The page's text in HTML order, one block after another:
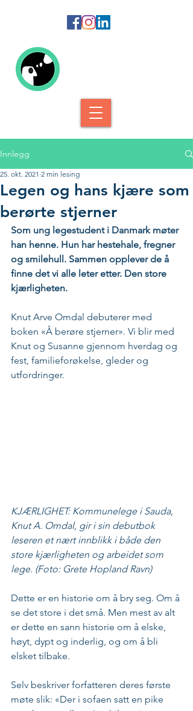
Innlegg
Legen og hans kjære som
berørte stjerner
25. okt. 2021 2 min lesing
Som ung legestudent i Danmark møter
han henne. Hun har hestehale, fregner
og smilehull. Sammen opplever de å
finne det vi alle leter etter. Den store
kjærligheten.
Knut Arve Omdal debuterer med
boken «Å berøre stjerner». Vi blir med
Knut og Susanne gjennom hverdag og
fest, familieforøkelse, gleder og
utfordringer.
KJÆRLIGHET: Kommunelege i Sauda,
Knut A. Omdal, gir i sin debutbok
leseren et nært innblikk i både den
store kjærligheten og arbeidet som
lege. (Foto: Grete Hopland Ravn)
Dette er en historie om å bry seg. Om å
se det store i det små. Men mest av alt
er dette en sann historie om å elske,
høyt, dypt og inderlig, og om å bli
elsket tilbake.
Selv beskriver forfatteren deres første
møte slik: «Der i sofaen satt en pike